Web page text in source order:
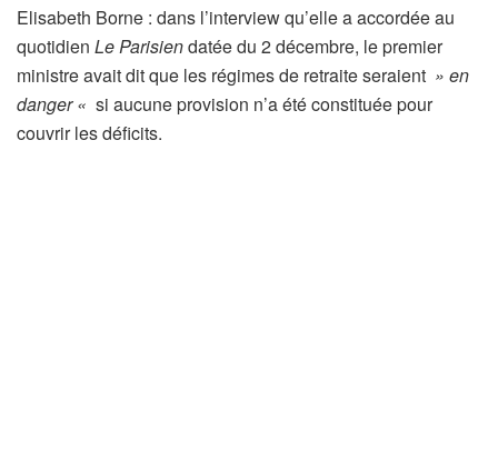
Elisabeth Borne : dans l’interview qu’elle a accordée au
quotidien Le Parisiendatée du 2 décembre, le premier
ministre avait dit que les régimes de retraite seraient » en
danger « si aucune provision n’a été constituée pour
couvrir les déficits.